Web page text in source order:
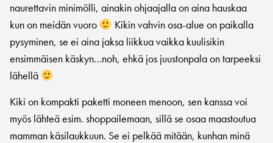
naurettavin minimölli, ainakin ohjaajalla on aina hauskaa
kun on meidän vuoro
Kikin vahvin osa-alue on paikalla
pysyminen, se ei aina jaksa liikkua vaikka kuulisikin
ensimmäisen käskyn…noh, ehkä jos juustonpala on tarpeeksi
lähellä
Kiki on kompakti paketti moneen menoon, sen kanssa voi
myös lähteä esim. shoppailemaan, sillä se osaa maastoutua
mamman käsilaukkuun. Se ei pelkää mitään, kunhan minä